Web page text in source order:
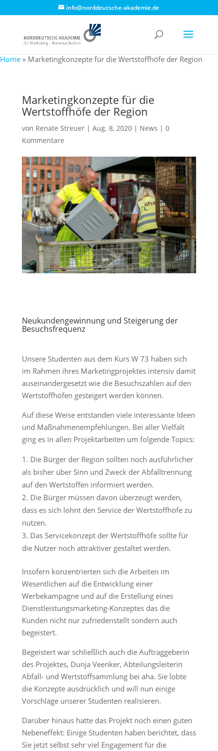
info@norddeutsche-akademie.de
Home » Marketingkonzepte für die Wertstoffhöfe der Region
Marketingkonzepte für die
Wertstoffhöfe der Region
von Renate Streuer| Aug. 8, 2020| News | 0
Kommentare
Neukundengewinnung und Steigerung der
Besuchsfrequenz
Unsere Studenten aus dem Kurs W 73 haben sich
im Rahmen ihres Marketingprojektes intensiv damit
auseinandergesetzt wie die Besuchszahlen auf den
Wertstoffhöfen gesteigert werden können.
Auf diese Weise entstanden viele interessante Ideen
und Maßnahmenempfehlungen. Bei aller Vielfalt
ging es in allen Projektarbeiten um folgende Topics:
Die Bürger der Region sollten noch ausführlicher
als bisher über Sinn und Zweck der Abfalltrennung
auf den Wertstoffen informiert werden.
Die Bürger müssen davon überzeugt werden,
dass es sich lohnt den Service der Wertstoffhöfe zu
nutzen.
Das Servicekonzept der Wertstoffhöfe sollte für
die Nutzer noch attraktiver gestaltet werden.
Insofern konzentrierten sich die Arbeiten im
Wesentlichen auf die Entwicklung einer
Werbekampagne und auf die Erstellung eines
Dienstleistungsmarketing-Konzeptes das die
Kunden nicht nur zufriedenstellt sondern auch
begeistert.
Begeistert war schließlich auch die Auftraggeberin
des Projektes, Dunja Veenker, Abteilungsleiterin
Abfall- und Wertstoffsammlung bei aha. Sie lobte
die Konzepte ausdrücklich und will nun einige
Vorschläge unserer Studenten realisieren.
Darüber hinaus hatte das Projekt noch einen guten
Nebeneffekt: Einige Studenten haben berichtet, dass
Sie jetzt selbst sehr viel Engagement für die